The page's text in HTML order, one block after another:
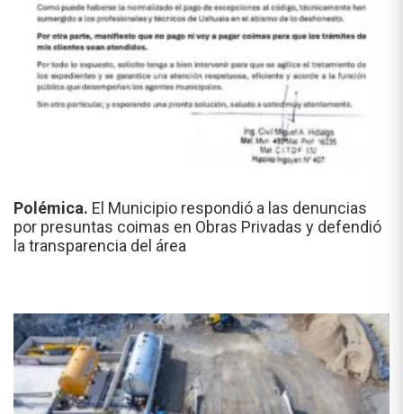
Polémica. El Municipio respondió a las denuncias
por presuntas coimas en Obras Privadas y defendió
la transparencia del área